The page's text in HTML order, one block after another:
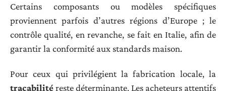
Certains composants ou modèles spécifiques
proviennent parfois d’autres régions d’Europe ; le
contrôle qualité, en revanche, se fait en Italie, afin de
garantir la conformité aux standards maison.
Pour ceux qui privilégient la fabrication locale, la
traçabilitéreste déterminante. Les acheteurs attentifs